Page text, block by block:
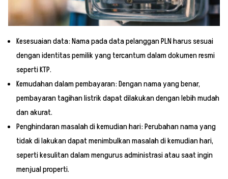
Kesesuaian data: Nama pada data pelanggan PLN harus sesuai
dengan identitas pemilik yang tercantum dalam dokumen resmi
seperti KTP.
Kemudahan dalam pembayaran: Dengan nama yang benar,
pembayaran tagihan listrik dapat dilakukan dengan lebih mudah
dan akurat.
Penghindaran masalah di kemudian hari: Perubahan nama yang
tidak di lakukan dapat menimbulkan masalah di kemudian hari,
seperti kesulitan dalam mengurus administrasi atau saat ingin
menjual properti.